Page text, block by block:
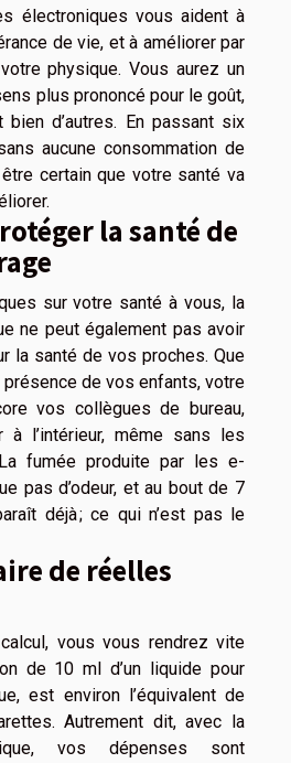
électroniques vous aident à
de vie, et à améliorer par
physique. Vous aurez un
plus prononcé pour le goût,
d’autres. En passant six
aucune consommation de
certain que votre santé va
la santé de
sur votre santé à vous, la
ne peut également pas avoir
la santé de vos proches. Que
de vos enfants, votre
vos collègues de bureau,
à l’intérieur, même sans les
fumée produite par les e-
pas d’odeur, et au bout de 7
déjà ; ce qui n’est pas le
de réelles
vous vous rendrez vite
de 10 ml d’un liquide pour
est environ l’équivalent de
Autrement dit, avec la
vos dépenses sont